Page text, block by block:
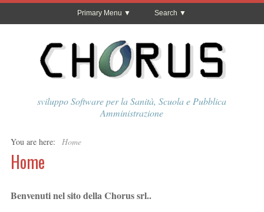
Primary Menu Search
sviluppo Software per la Sanità, Scuola e Pubblica
Amministrazione
You are here: Home
Home
Benvenuti nel sito della Chorus srl..